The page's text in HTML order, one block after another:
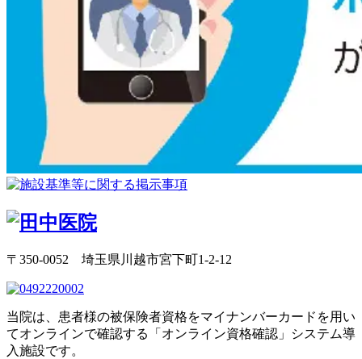
〒350-0052 埼玉県川越市宮下町1-2-12
当院は、患者様の被保険者資格をマイナンバーカードを用い
てオンラインで確認する「オンライン資格確認」システム導
入施設です。